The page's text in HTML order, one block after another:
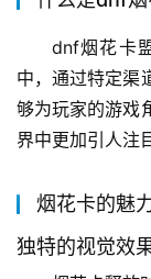
dnf烟花卡
中，通过特定渠
够为玩家的游戏
界中更加引人注
烟花卡的魅
独特的视觉效